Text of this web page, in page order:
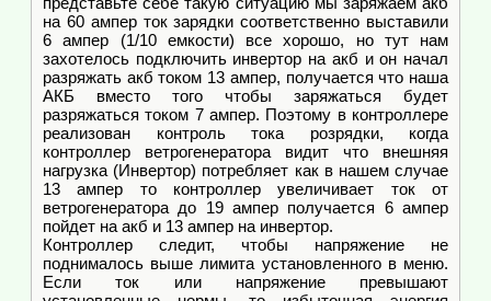
на 60 ампер ток зарядки соответственно выставили
6 ампер (1/10 емкости) все хорошо, но тут нам
захотелось подключить инвертор на акб и он начал
разряжать акб током 13 ампер, получается что наша
АКБ вместо того чтобы заряжаться будет
разряжаться током 7 ампер. Поэтому в контроллере
реализован контроль тока розрядки, когда
контроллер ветрогенератора видит что внешняя
нагрузка (Инвертор) потребляет как в нашем случае
13 ампер то контроллер увеличивает ток от
ветрогенератора до 19 ампер получается 6 ампер
пойдет на акб и 13 ампер на инвертор.
Контроллер следит, чтобы напряжение не
поднималось выше лимита установленного в меню.
Если ток или напряжение превышают